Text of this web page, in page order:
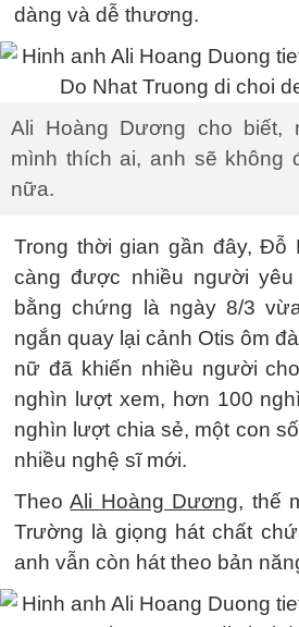
dàng và dễ thương.
Ali Hoàng Dương cho biết,
mình thích ai, anh sẽ không
nữa.
Trong thời gian gần đây, Đỗ
càng được nhiều người
bằng chứng là ngày 8/3
ngắn quay lại cảnh Otis ôm
nữ đã khiến nhiều người
nghìn lượt xem, hơn 100
nghìn lượt chia sẻ, một con
nhiều nghệ sĩ mới.
TheoAli Hoàng Dương, thế
Trường là giọng hát chất
anh vẫn còn hát theo bản